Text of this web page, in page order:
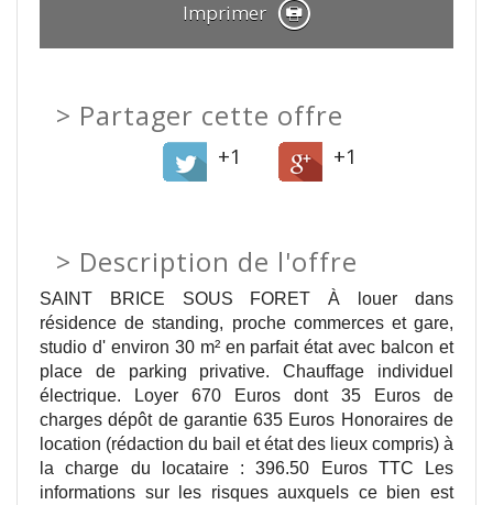
Imprimer
Partager cette offre
+1 +1
> Description de l'offre
SAINT BRICE SOUS FORET À louer dans
résidence de standing, proche commerces et gare,
studio d' environ 30 m² en parfait état avec balcon et
place de parking privative. Chauffage individuel
électrique. Loyer 670 Euros dont 35 Euros de
charges dépôt de garantie 635 Euros Honoraires de
location (rédaction du bail et état des lieux compris) à
la charge du locataire : 396.50 Euros TTC Les
informations sur les risques auxquels ce bien est